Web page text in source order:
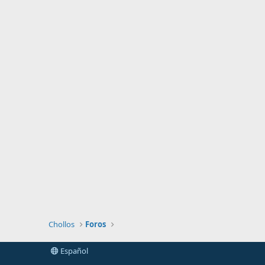
Chollos Foros
Español